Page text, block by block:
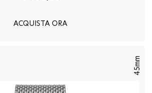
ACQUISTA ORA
45mm